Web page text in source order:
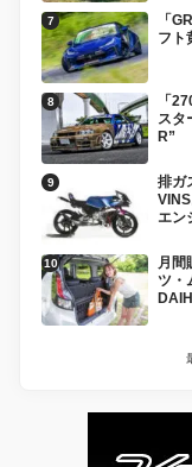
「
フト
「
スタ
R”
排ガ
エン
月間
ツ・